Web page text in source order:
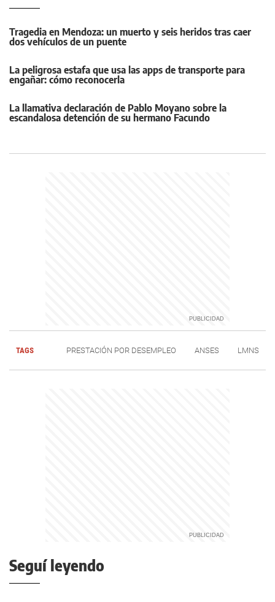
Tragedia en Mendoza: un muerto y seis heridos tras caer
dos vehículos de un puente
La peligrosa estafa que usa las apps de transporte para
engañar: cómo reconocerla
La llamativa declaración de Pablo Moyano sobre la
escandalosa detención de su hermano Facundo
TAGS PRESTACIÓN POR DESEMPLEO ANSES LMNS
Seguí leyendo